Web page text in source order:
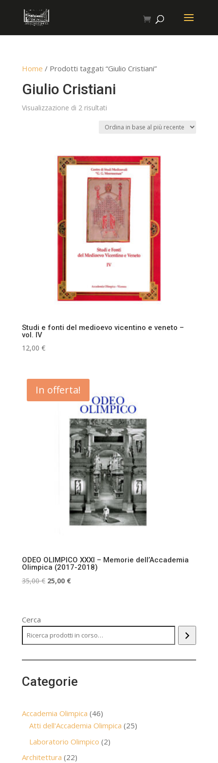
Home / Prodotti taggati “Giulio Cristiani”
Giulio Cristiani
Visualizzazione di 2 risultatiOrdina
base
più
recente
Studi e fonti del medioevo vicentino e veneto –
vol. IV
12,00 €
In offerta!
ODEO OLIMPICO XXXI – Memorie dell’Accademia
Olimpica (2017-2018)
35,00€ Il
35,00 €.
25,00 €Il
25,00 €.
Cerca
Categorie
Accademia Olimpica 4646
prodotti
Atti dell'Accademia Olimpica 2525
Laboratorio Olimpico 22
Architettura 2222